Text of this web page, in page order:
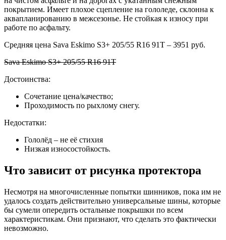
покрытием. Имеет плохое сцепление на гололеде, склонна к
аквапланированию в межсезонье. Не стойкая к износу при
работе по асфальту.
Средняя цена Sava Eskimo S3+ 205/55 R16 91Т – 3951 руб.
Sava Eskimo S3+ 205/55 R16 91Т
Достоинства:
Сочетание цена/качество;
Проходимость по рыхлому снегу.
Недостатки:
Гололёд – не её стихия
Низкая износостойкость.
Что зависит от рисунка протектора
Несмотря на многочисленные попытки шинников, пока им не
удалось создать действительно универсальные шины, которые
бы сумели опередить остальные покрышки по всем
характеристикам. Они признают, что сделать это фактически
невозможно.